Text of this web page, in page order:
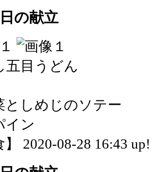
の献立
五目うどん
としめじのソテー
イン
】 2020-08-28 16:43 up!